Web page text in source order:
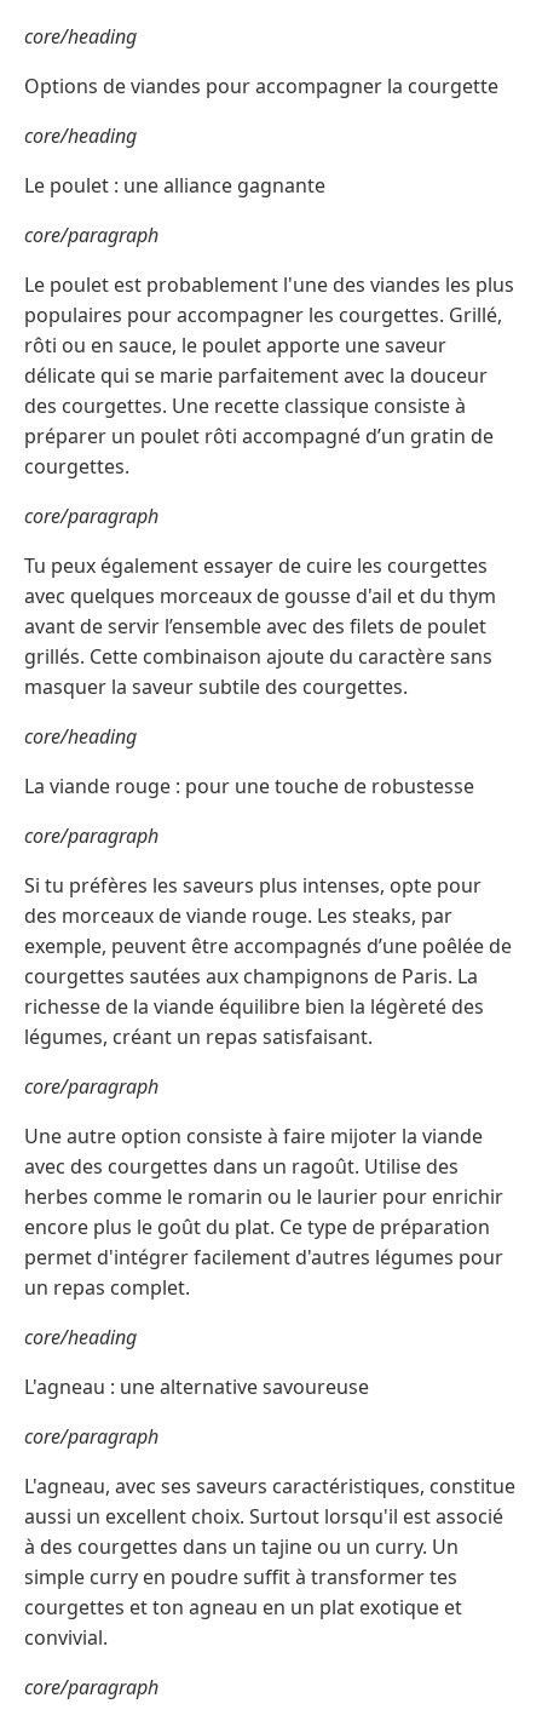
core/heading
Options de viandes pour accompagner la courgette
core/heading
Le poulet : une alliance gagnante
core/paragraph
Le poulet est probablement l'une des viandes les plus
populaires pour accompagner les courgettes. Grillé,
rôti ou en sauce, le poulet apporte une saveur
délicate qui se marie parfaitement avec la douceur
des courgettes. Une recette classique consiste à
préparer un poulet rôti accompagné d’un gratin de
courgettes.
core/paragraph
Tu peux également essayer de cuire les courgettes
avec quelques morceaux de gousse d'ail et du thym
avant de servir l’ensemble avec des filets de poulet
grillés. Cette combinaison ajoute du caractère sans
masquer la saveur subtile des courgettes.
core/heading
La viande rouge : pour une touche de robustesse
core/paragraph
Si tu préfères les saveurs plus intenses, opte pour
des morceaux de viande rouge. Les steaks, par
exemple, peuvent être accompagnés d’une poêlée de
courgettes sautées aux champignons de Paris. La
richesse de la viande équilibre bien la légèreté des
légumes, créant un repas satisfaisant.
core/paragraph
Une autre option consiste à faire mijoter la viande
avec des courgettes dans un ragoût. Utilise des
herbes comme le romarin ou le laurier pour enrichir
encore plus le goût du plat. Ce type de préparation
permet d'intégrer facilement d'autres légumes pour
un repas complet.
core/heading
L'agneau : une alternative savoureuse
core/paragraph
L'agneau, avec ses saveurs caractéristiques, constitue
aussi un excellent choix. Surtout lorsqu'il est associé
à des courgettes dans un tajine ou un curry. Un
simple curry en poudre suffit à transformer tes
courgettes et ton agneau en un plat exotique et
convivial.
core/paragraph